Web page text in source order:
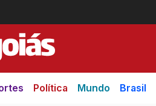
Política Mundo Brasil